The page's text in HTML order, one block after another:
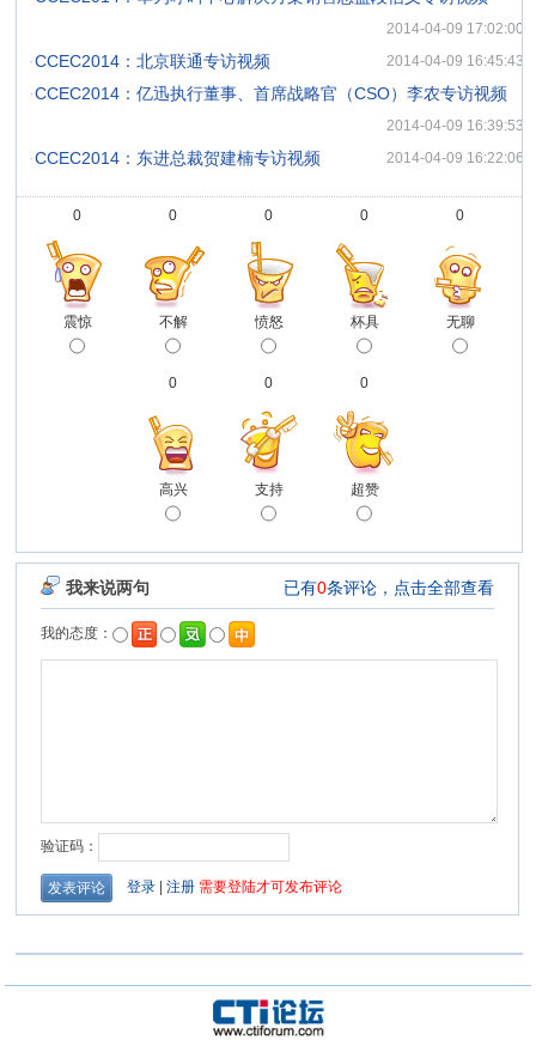
2014-04-09 17:02:00
·CCEC2014：北京联通专访视频 2014-04-09 16:45:43
·CCEC2014：亿迅执行董事、首席战略官（CSO）李农专访视频
2014-04-09 16:39:53
·CCEC2014：东进总裁贺建楠专访视频 2014-04-09 16:22:06
0
震惊
0
不解
0
愤怒
0
杯具
0
无聊
0
高兴
0
支持
0
超赞